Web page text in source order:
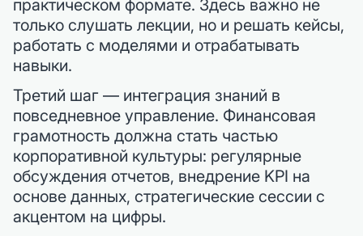
практическом формате. Здесь важно не
только слушать лекции, но и решать кейсы,
работать с моделями и отрабатывать
навыки.
Третий шаг — интеграция знаний в
повседневное управление. Финансовая
грамотность должна стать частью
корпоративной культуры: регулярные
обсуждения отчетов, внедрение KPI на
основе данных, стратегические сессии с
акцентом на цифры.